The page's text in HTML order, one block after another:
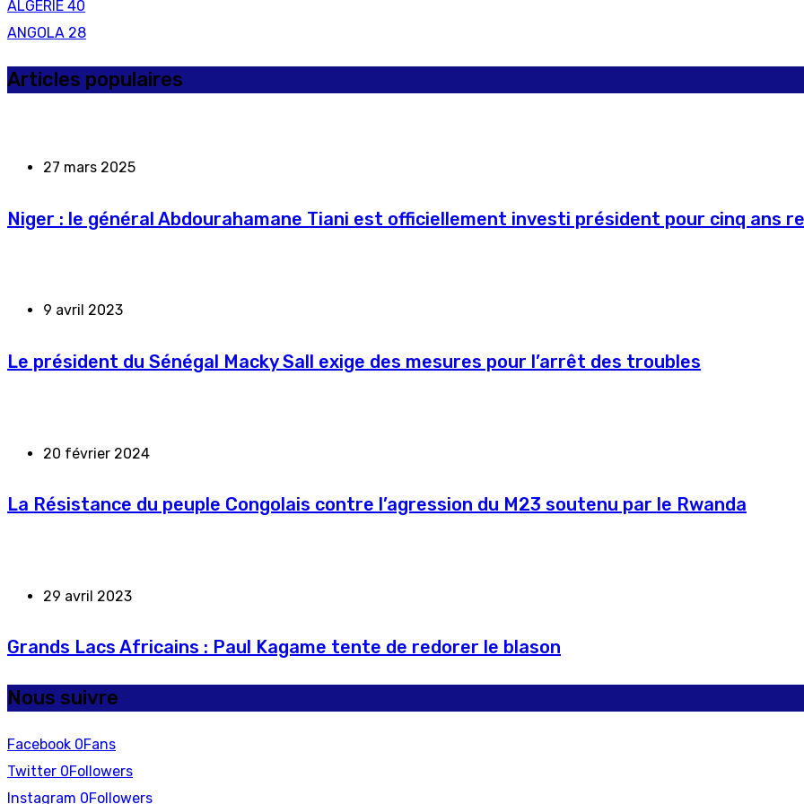
ALGERIE 40
ANGOLA 28
Articles populaires
27 mars 2025
Niger : le général Abdourahamane Tiani est officiellement investi président pour cinq ans
9 avril 2023
Le président du Sénégal Macky Sall exige des mesures pour l’arrêt des troubles
20 février 2024
La Résistance du peuple Congolais contre l’agression du M23 soutenu par le Rwanda
29 avril 2023
Grands Lacs Africains : Paul Kagame tente de redorer le blason
Nous suivre
Facebook 0Fans
Twitter 0Followers
Instagram 0Followers